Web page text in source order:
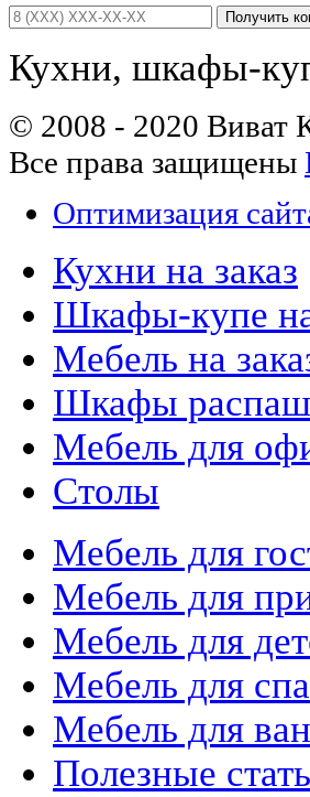
Получить
Кухни, шкафы-
© 2008 - 2020 Виват
Все права защищены
Оптимизация
Кухни на заказ
Шкафы-купе на
Мебель на
Шкафы
Мебель для
Столы
Мебель для
Мебель для
Мебель для
Мебель для
Мебель для
Полезные